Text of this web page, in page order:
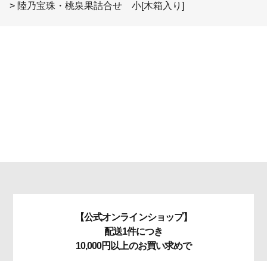
> 陸乃宝珠・桃泉果詰合せ 小[木箱入り]
【公式オンラインショップ】
配送1件につき
10,000円以上のお買い求めで